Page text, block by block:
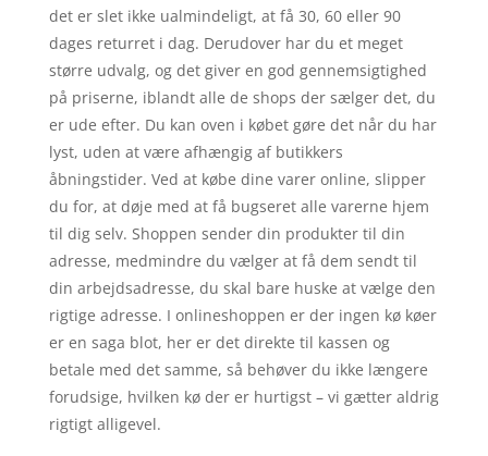
det er slet ikke ualmindeligt, at få 30, 60 eller 90
dages returret i dag. Derudover har du et meget
større udvalg, og det giver en god gennemsigtighed
på priserne, iblandt alle de shops der sælger det, du
er ude efter. Du kan oven i købet gøre det når du har
lyst, uden at være afhængig af butikkers
åbningstider. Ved at købe dine varer online, slipper
du for, at døje med at få bugseret alle varerne hjem
til dig selv. Shoppen sender din produkter til din
adresse, medmindre du vælger at få dem sendt til
din arbejdsadresse, du skal bare huske at vælge den
rigtige adresse. I onlineshoppen er der ingen kø køer
er en saga blot, her er det direkte til kassen og
betale med det samme, så behøver du ikke længere
forudsige, hvilken kø der er hurtigst – vi gætter aldrig
rigtigt alligevel.